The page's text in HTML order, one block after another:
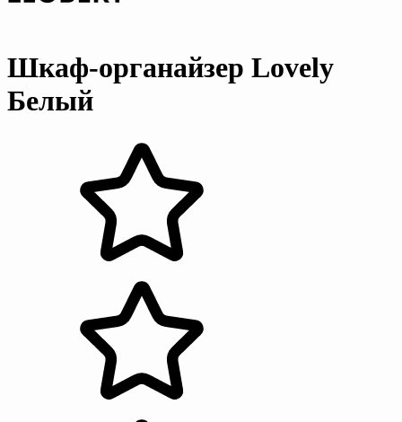
Шкаф-органайзер Lovely
Белый